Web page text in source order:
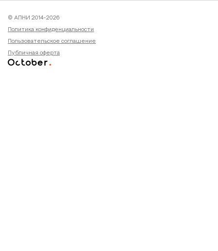
© АПНИ 2014-2026
Политика конфиденциальности
Пользовательское соглашение
Публичная оферта